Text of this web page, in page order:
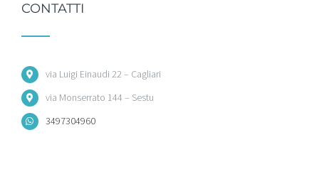
CONTATTI
via Luigi Einaudi 22 – Cagliari
via Monserrato 144 – Sestu
3497304960